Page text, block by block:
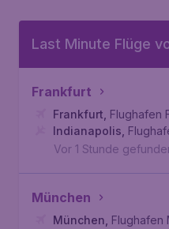
Last Minute Flüge
Frankfurt
Frankfurt Flughafen
Indianapolis
Vor 1 Stunde
München
München Flughafen